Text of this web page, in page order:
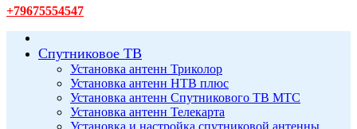
+79675554547
Спутниковое ТВ
Установка антенн Триколор
Установка антенн НТВ плюс
Установка антенн Спутникового ТВ МТС
Установка антенн Телекарта
Установка и настройка спутниковой антенны